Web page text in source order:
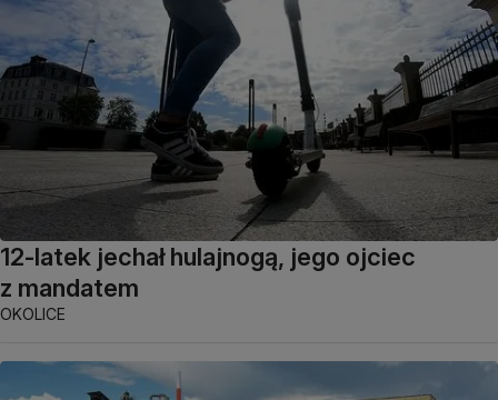
12-latek jechał hulajnogą, jego ojciec
z mandatem
OKOLICE